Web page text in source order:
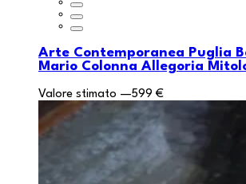
Arte Contemporanea Puglia
Mario Colonna Allegoria
Valore stimato —599 €